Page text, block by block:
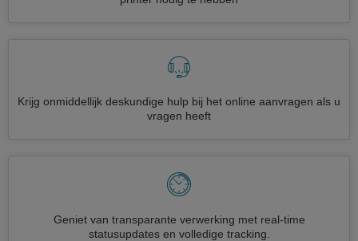
Krijg onmiddellijk deskundige hulp bij het online aanvragen als u
vragen heeft
Geniet van transparante verwerking met real-time
statusupdates en volledige tracking.